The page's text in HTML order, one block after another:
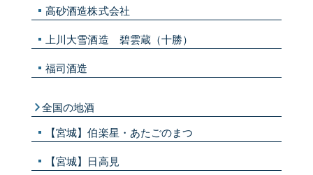
高砂酒造株式会社
上川大雪酒造 碧雲蔵（十勝）
福司酒造
全国の地酒
【宮城】伯楽星・あたごのまつ
【宮城】日高見